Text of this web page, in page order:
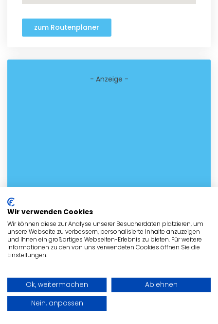
zum Routenplaner
- Anzeige -
Wir verwenden Cookies
Wir können diese zur Analyse unserer Besucherdaten platzieren, um
unsere Webseite zu verbessern, personalisierte Inhalte anzuzeigen
und Ihnen ein großartiges Webseiten-Erlebnis zu bieten. Für weitere
Informationen zu den von uns verwendeten Cookies öffnen Sie die
Einstellungen.
Ok, weitermachen
Ablehnen
Nein, anpassen